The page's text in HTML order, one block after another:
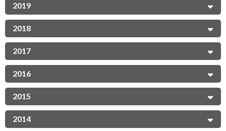
2019
2018
2017
2016
2015
2014